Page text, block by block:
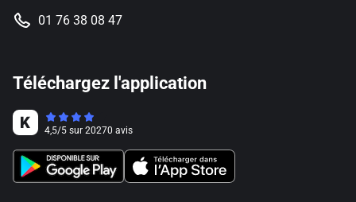
01 76 38 08 47
Téléchargez l'application
4,5/5 sur 20270 avis